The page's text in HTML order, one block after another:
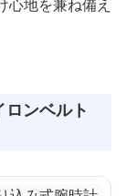
心地を兼ね備え
ンベルト